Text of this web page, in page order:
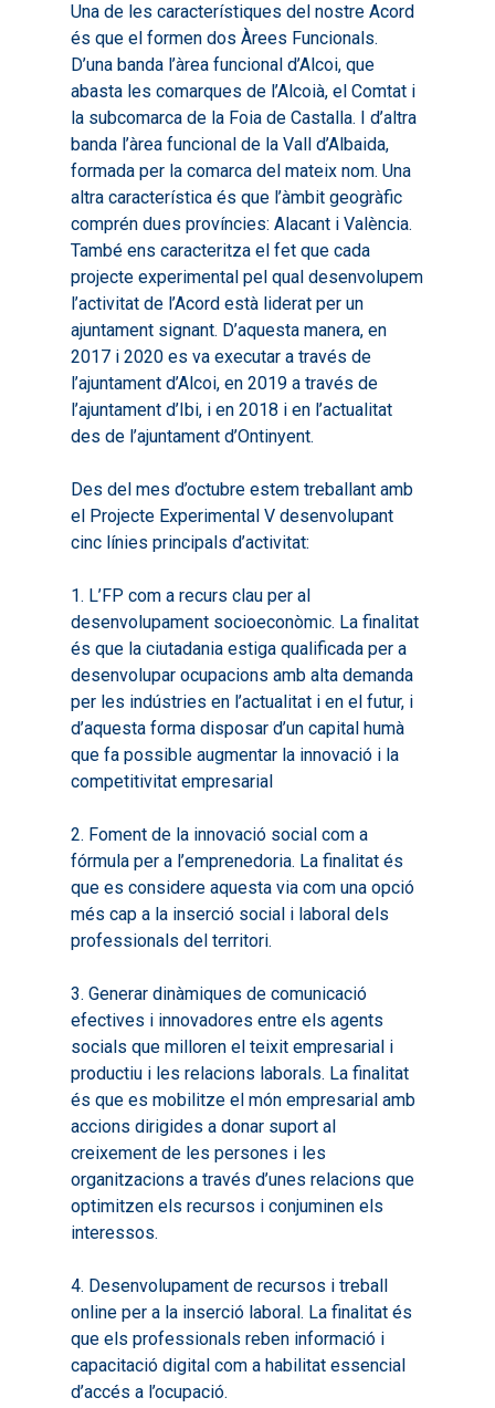
Una de les característiques del nostre Acord
és que el formen dos Àrees Funcionals.
D’una banda l’àrea funcional d’Alcoi, que
abasta les comarques de l’Alcoià, el Comtat i
la subcomarca de la Foia de Castalla. I d’altra
banda l’àrea funcional de la Vall d’Albaida,
formada per la comarca del mateix nom. Una
altra característica és que l’àmbit geogràfic
comprén dues províncies: Alacant i València.
També ens caracteritza el fet que cada
projecte experimental pel qual desenvolupem
l’activitat de l’Acord està liderat per un
ajuntament signant. D’aquesta manera, en
2017 i 2020 es va executar a través de
l’ajuntament d’Alcoi, en 2019 a través de
l’ajuntament d’Ibi, i en 2018 i en l’actualitat
des de l’ajuntament d’Ontinyent.
Des del mes d’octubre estem treballant amb
el Projecte Experimental V desenvolupant
cinc línies principals d’activitat:
1. L’FP com a recurs clau per al
desenvolupament socioeconòmic. La finalitat
és que la ciutadania estiga qualificada per a
desenvolupar ocupacions amb alta demanda
per les indústries en l’actualitat i en el futur, i
d’aquesta forma disposar d’un capital humà
que fa possible augmentar la innovació i la
competitivitat empresarial
2. Foment de la innovació social com a
fórmula per a l’emprenedoria. La finalitat és
que es considere aquesta via com una opció
més cap a la inserció social i laboral dels
professionals del territori.
3. Generar dinàmiques de comunicació
efectives i innovadores entre els agents
socials que milloren el teixit empresarial i
productiu i les relacions laborals. La finalitat
és que es mobilitze el món empresarial amb
accions dirigides a donar suport al
creixement de les persones i les
organitzacions a través d’unes relacions que
optimitzen els recursos i conjuminen els
interessos.
4. Desenvolupament de recursos i treball
online per a la inserció laboral. La finalitat és
que els professionals reben informació i
capacitació digital com a habilitat essencial
d’accés a l’ocupació.
Inici
Presentació
Diagnòstics
Objectius
Valoració de Projectes
Experimentals
Necessitats
Altres Accions:
2017
2018
Publicacions
2016
2017
2018
2019
2020
2022
2023
Resums Projectes
2024
Infografies
Infografies 2021
Infografies 2022
Infografies 2023
Pactes per
LABORA
Documentació
Audiovisuals
ODS
Noticies
Butlletins de Notícies